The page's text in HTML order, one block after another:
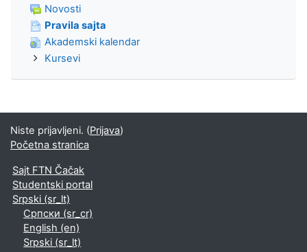
Novosti
Pravila sajta
Akademski kalendar
Kursevi
Niste prijavljeni. (Prijava)
Početna stranica
Sajt FTN Čačak
Studentski portal
Srpski ‎(sr_lt)‎
Српски ‎(sr_cr)‎
English ‎(en)‎
Srpski ‎(sr_lt)‎